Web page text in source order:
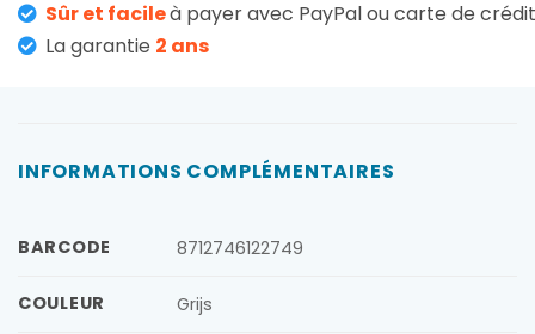
Sûr et facileà payer avec PayPal ou carte de crédit
La garantie 2 ans
INFORMATIONS COMPLÉMENTAIRES
BARCODE 8712746122749
COULEUR Grijs